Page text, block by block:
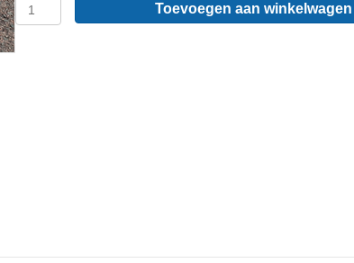
Expert
-
Toevoegen aan winkelwagen